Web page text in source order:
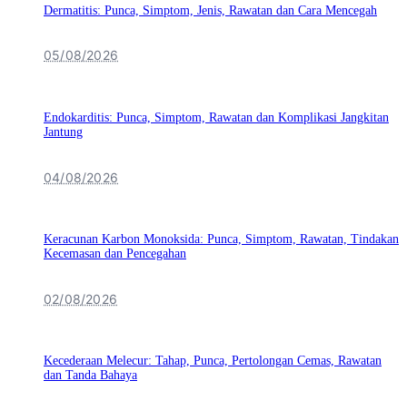
Dermatitis: Punca, Simptom, Jenis, Rawatan dan Cara Mencegah
05/08/2026
Endokarditis: Punca, Simptom, Rawatan dan Komplikasi Jangkitan
Jantung
04/08/2026
Keracunan Karbon Monoksida: Punca, Simptom, Rawatan, Tindakan
Kecemasan dan Pencegahan
02/08/2026
Kecederaan Melecur: Tahap, Punca, Pertolongan Cemas, Rawatan
dan Tanda Bahaya